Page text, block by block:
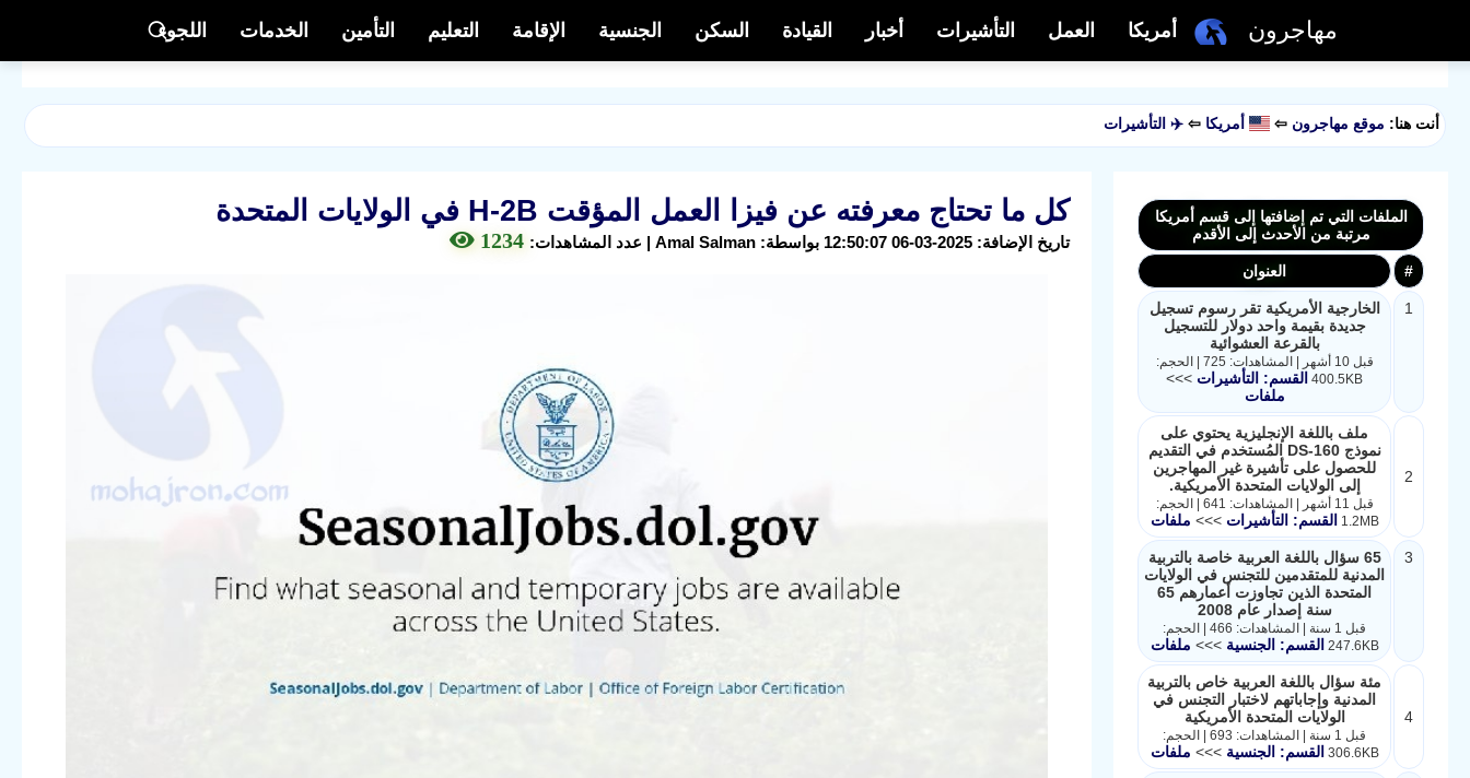
مهاجرون أمريكا العمل التأشيرات أخبار القيادة السكن الجنسية الإقامة التعليم التأمين الخدمات اللجوء
أنت هنا: موقع مهاجرون ⇦ أمريكا ⇦ ✈️ التأشيرات
كل ما تحتاج معرفته عن فيزا العمل المؤقت H-2B في الولايات المتحدة
تاريخ الإضافة: 2025-03-06 12:50:07 بواسطة: Amal Salman | عدد المشاهدات: 1234
الملفات التي تم إضافتها إلى قسم أمريكا
مرتبة من الأحدث إلى الأقدم
# العنوان
1
الخارجية الأمريكية تقر رسوم تسجيل
جديدة بقيمة واحد دولار للتسجيل
بالقرعة العشوائية
قبل 10 أشهر | المشاهدات: 725 | الحجم:
400.5KB القسم: التأشيرات >>>
ملفات
2
ملف باللغة الإنجليزية يحتوي على
نموذج DS-160 المُستخدم في التقديم
للحصول على تأشيرة غير المهاجرين
إلى الولايات المتحدة الأمريكية.
قبل 11 أشهر | المشاهدات: 641 | الحجم:
1.2MB
القسم: التأشيرات>>> ملفات
3
65 سؤال باللغة العربية خاصة بالتربية
المدنية للمتقدمين للتجنس في الولايات
المتحدة الذين تجاوزت أعمارهم 65
سنة إصدار عام 2008
قبل 1 سنة | المشاهدات: 466 | الحجم:
247.6KB القسم: الجنسية>>> ملفات
4
مئة سؤال باللغة العربية خاص بالتربية
المدنية وإجاباتهم لاختبار التجنس في
الولايات المتحدة الأمريكية
قبل 1 سنة | المشاهدات: 693 | الحجم:
306.6KB القسم: الجنسية>>> ملفات